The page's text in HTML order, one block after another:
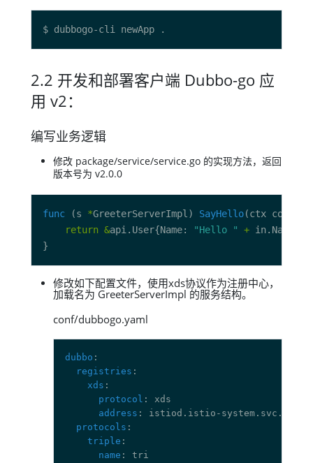
2.2 开发和部署客户端 Dubbo-go 应
用 v2：
编写业务逻辑
修改 package/service/service.go 的实现方法，返回
版本号为 v2.0.0
func (s *GreeterServerImpl) SayHello(ctx
return &api.User{Name: "Hello " + in.Name,
修改如下配置文件，使用xds协议作为注册中心，
加载名为 GreeterServerImpl 的服务结构。
conf/dubbogo.yaml
dubbo
registries
xds
protocol
address
protocols
triple
name